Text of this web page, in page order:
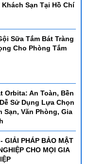
Sạn Tại Hồ Chí
Sữa Tắm Bát Tràng
Cho Phòng Tắm
Orbita: An Toàn, Bền
Sử Dụng Lựa Chọn
Sạn, Văn Phòng, Gia
GIẢI PHÁP BẢO MẬT
CHO MỌI GIA